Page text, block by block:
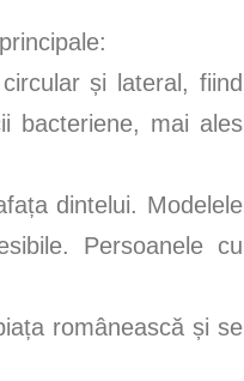
și lateral, fiind
bacteriene, mai ales
dintelui. Modelele
Persoanele cu
românească și se